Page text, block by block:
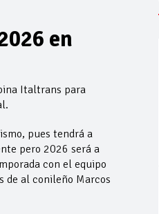
en
Italtrans para
pues tendrá a
pero 2026 será a
con el equipo
de al conileño Marcos